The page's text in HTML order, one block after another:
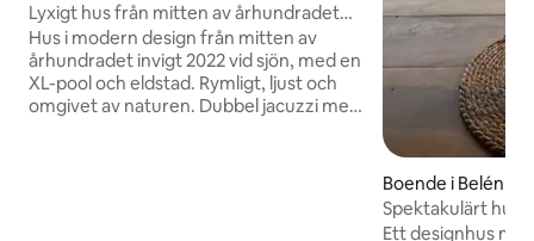
Lyxigt hus från mitten av århundradet
vid sjön, jacuzzi, pool
Hus i modern design från mitten av
århundradet invigt 2022 vid sjön, med en
XL-pool och eldstad. Rymligt, ljust och
omgivet av naturen. Dubbel jacuzzi med
Boende i Belén de
Spektakulärt hus
Ett designhus